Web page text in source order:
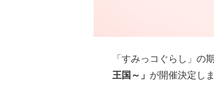
「すみっコぐらし」の
王国～」 が開催決定し